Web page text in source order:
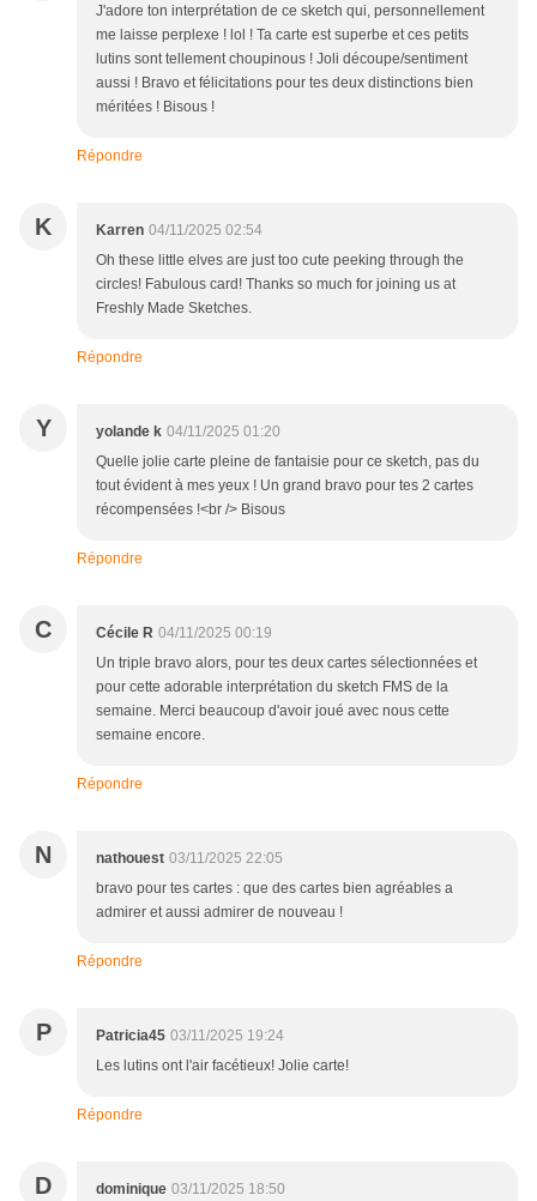
J'adore ton interprétation de ce sketch qui, personnellement
me laisse perplexe ! lol ! Ta carte est superbe et ces petits
lutins sont tellement choupinous ! Joli découpe/sentiment
aussi ! Bravo et félicitations pour tes deux distinctions bien
méritées ! Bisous !
Répondre
K Karren 04/11/2025 02:54
Oh these little elves are just too cute peeking through the
circles! Fabulous card! Thanks so much for joining us at
Freshly Made Sketches.
Répondre
Y yolande k 04/11/2025 01:20
Quelle jolie carte pleine de fantaisie pour ce sketch, pas du
tout évident à mes yeux ! Un grand bravo pour tes 2 cartes
récompensées !<br /> Bisous
Répondre
C Cécile R 04/11/2025 00:19
Un triple bravo alors, pour tes deux cartes sélectionnées et
pour cette adorable interprétation du sketch FMS de la
semaine. Merci beaucoup d'avoir joué avec nous cette
semaine encore.
Répondre
N nathouest 03/11/2025 22:05
bravo pour tes cartes : que des cartes bien agréables a
admirer et aussi admirer de nouveau !
Répondre
P Patricia45 03/11/2025 19:24
Les lutins ont l'air facétieux! Jolie carte!
Répondre
D dominique 03/11/2025 18:50